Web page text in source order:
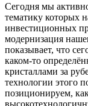
Сегодня мы
тематику которых
инвестиционных
модернизация
показывает, что
каком-то
кристаллами за
технологии этого
позиционируем,